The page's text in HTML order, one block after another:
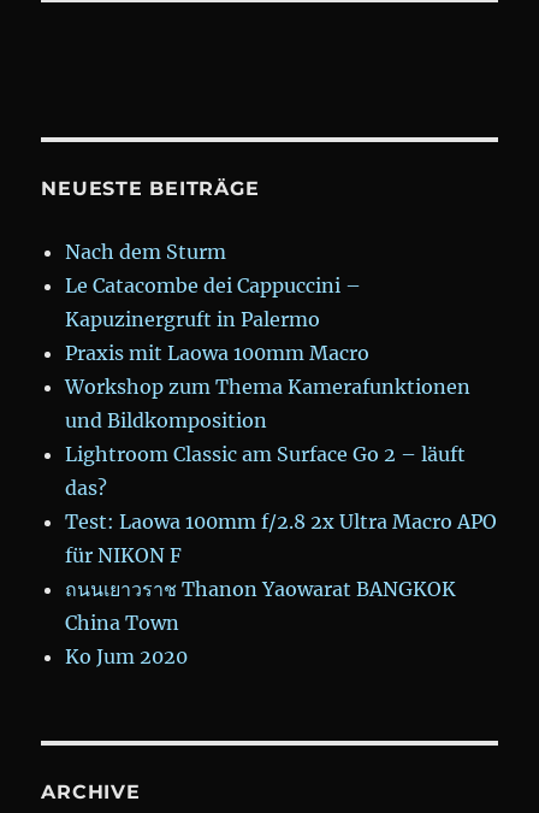
NEUESTE BEITRÄGE
Nach dem Sturm
Le Catacombe dei Cappuccini –
Kapuzinergruft in Palermo
Praxis mit Laowa 100mm Macro
Workshop zum Thema Kamerafunktionen
und Bildkomposition
Lightroom Classic am Surface Go 2 – läuft
das?
Test: Laowa 100mm f/2.8 2x Ultra Macro APO
für NIKON F
ถนนเยาวราช Thanon Yaowarat BANGKOK
China Town
Ko Jum 2020
ARCHIVE